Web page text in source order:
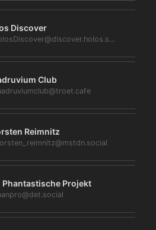
Discover
@HolosDiscover@discover.holos.social
Club
Reimnitz
Phantastische Projekt